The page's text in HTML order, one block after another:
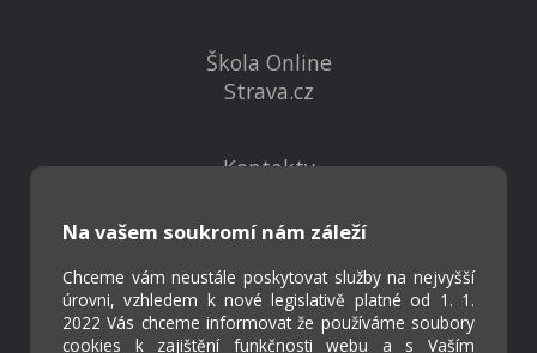
Na vašem soukromí nám záleží
Chceme vám neustále poskytovat služby na nejvyšší
úrovni, vzhledem k nové legislativě platné od 1. 1.
2022 Vás chceme informovat že používáme soubory
cookies k zajištění funkčnosti webu a s Vaším
Škola Online
Strava.cz
Kontakty
Virtuální prohlídka
Cookies
Přístupnost